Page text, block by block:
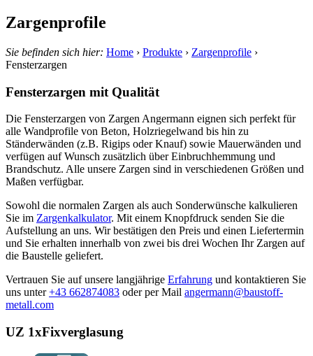
Zargenprofile
Sie befinden sich hier: Home › Produkte › Zargenprofile ›
Fensterzargen
Fensterzargen mit Qualität
Die Fensterzargen von Zargen Angermann eignen sich perfekt für
alle Wandprofile von Beton, Holzriegelwand bis hin zu
Ständerwänden (z.B. Rigips oder Knauf) sowie Mauerwänden und
verfügen auf Wunsch zusätzlich über Einbruchhemmung und
Brandschutz. Alle unsere Zargen sind in verschiedenen Größen und
Maßen verfügbar.
Sowohl die normalen Zargen als auch Sonderwünsche kalkulieren
Sie im Zargenkalkulator. Mit einem Knopfdruck senden Sie die
Aufstellung an uns. Wir bestätigen den Preis und einen Liefertermin
und Sie erhalten innerhalb von zwei bis drei Wochen Ihr Zargen auf
die Baustelle geliefert.
Vertrauen Sie auf unsere langjährige Erfahrung und kontaktieren Sie
uns unter+43 662874083 oder per Mail angermann@baustoff-
metall.com
UZ 1xFixverglasung